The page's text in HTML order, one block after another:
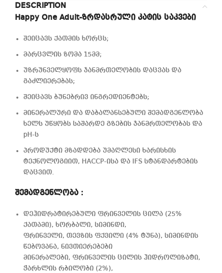
DESCRIPTION
Happy One Adult-ზრდასრული კატის საკვები
შეიცავს ქათმის ხორცს;
მარცვლის ზომა 15მმ;
უზრუნველყოფს ჯანმრთელობის დაცვას და
გაძლიერებას;
შეიცავს ბუნებრივ ინგრედიენტებს;
მინერალური და დაბალანსებული შემადგენლობა
ხელს უწყობს საშარდე გზების ჯანმრთელობას და
pH-ს
პროდუქტი მზადდება უმაღლესი ხარისხის
ტექნოლოგიით, HACCP-ისა და IFS სტანდარტების
დაცვით.
შემადგენლობა :
დეჰიდრატირებული ფრინველის ცილა (25%
ქათამი), ხორბალი, სიმინდი,
ფრინველი, თევზის ფქვილი (4% ტუნა), სიმინდის
წებოვანა, ნივთიერებები
მინერალები, ფრინველის ცილის ჰიდროლიზატი,
ჭარხლის რბილობი (2%),